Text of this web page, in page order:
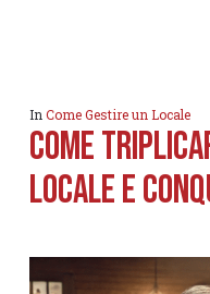
In Come Gestire un Locale
Come
locale e